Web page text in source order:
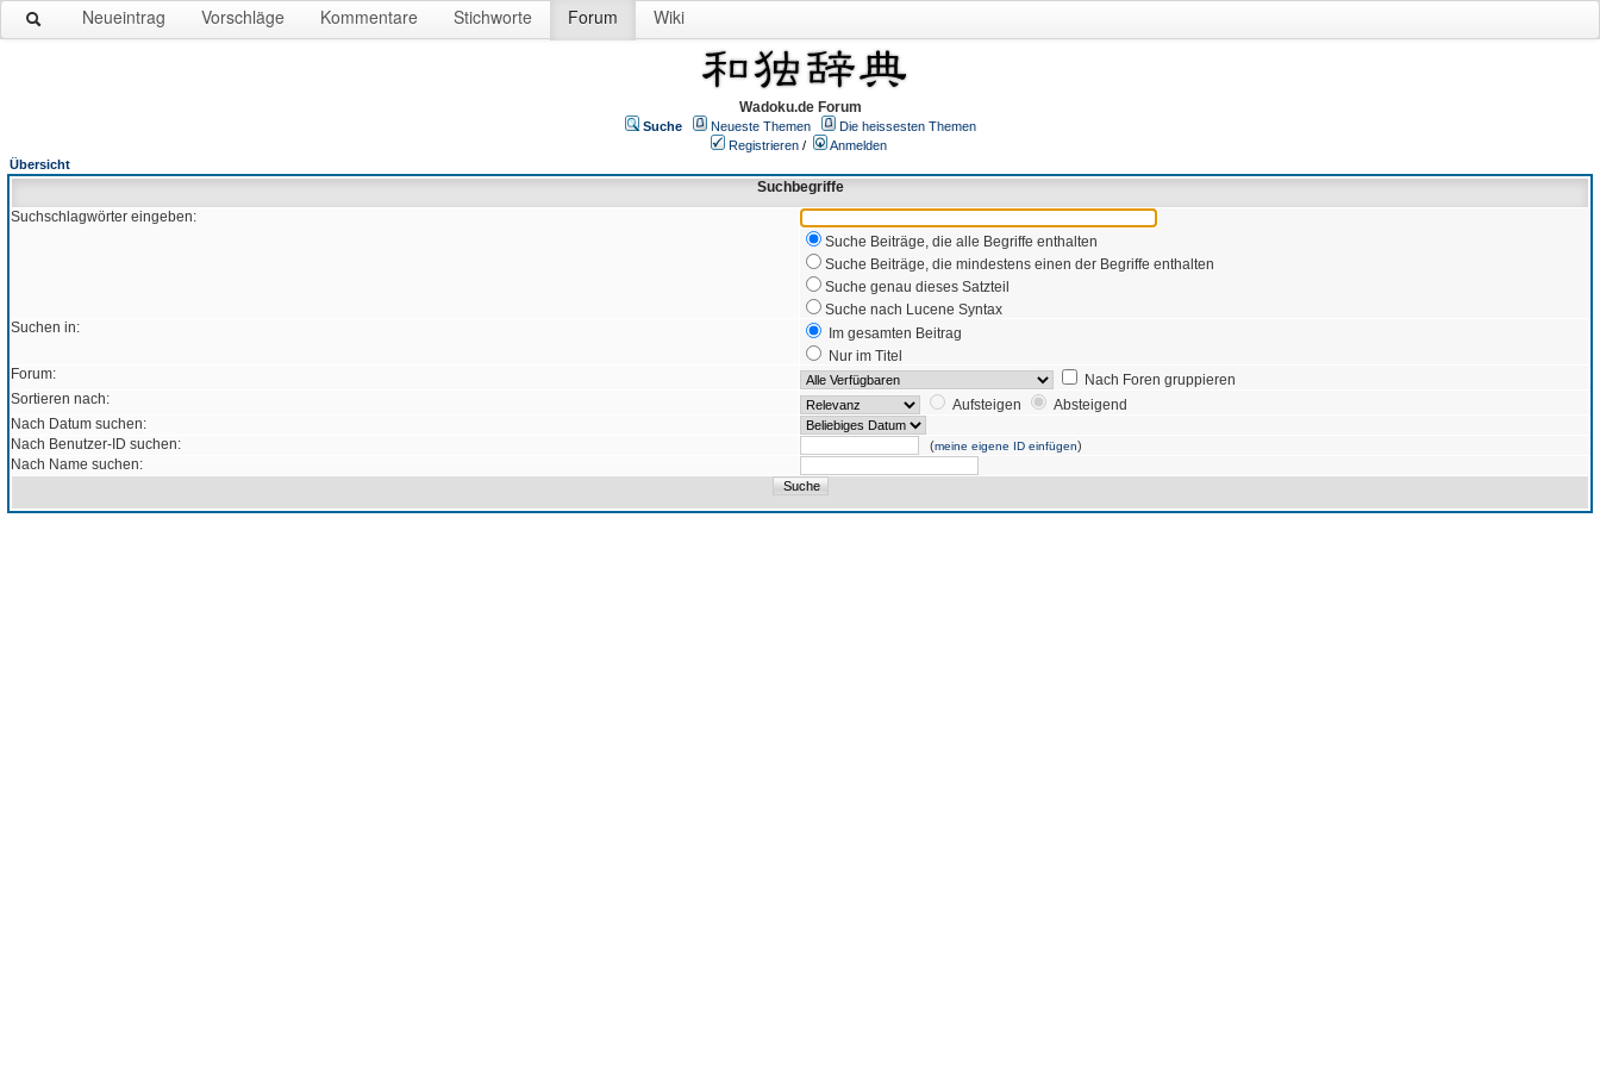
Neueintrag Vorschläge Kommentare Stichworte Forum Wiki
Wadoku.de Forum
Suche Neueste Themen
Die heissesten Themen
Registrieren /
Anmelden
Übersicht
Suchbegriffe
Suchschlagwörter eingeben:
Suche Beiträge, die alle Begriffe enthalten
Suche Beiträge, die mindestens einen der Begriffe enthalten
Suche genau dieses Satzteil
Suche nach Lucene Syntax
Suchen in:
Im gesamten Beitrag
Nur im Titel
Forum:
Nach Foren gruppieren
Sortieren nach:
Aufsteigen
Absteigend
Nach Datum suchen:
Nach Benutzer-ID suchen:
(meine eigene ID einfügen)
Nach Name suchen: